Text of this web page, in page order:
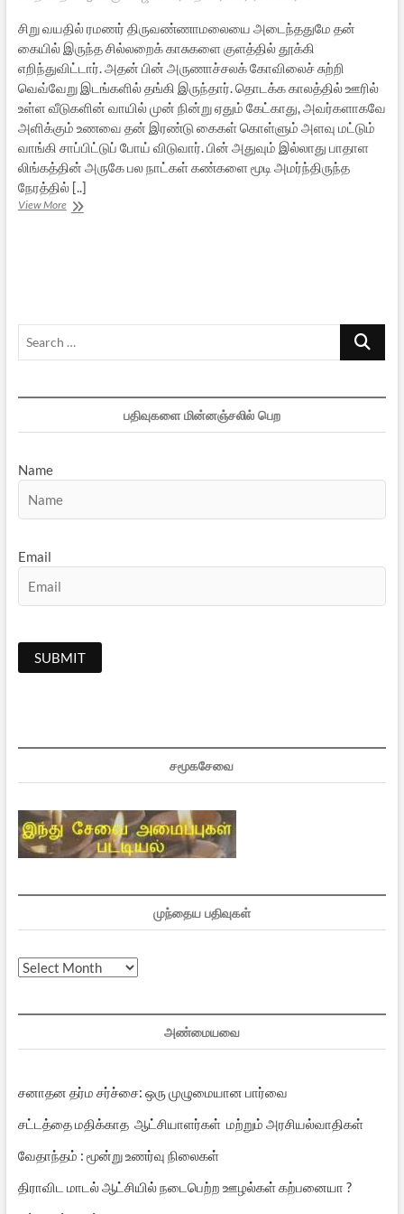
சிறு வயதில் ரமணர் திருவண்ணாமலையை அடைந்ததுமே தன்
கையில் இருந்த சில்லறைக் காசுகளை குளத்தில் தூக்கி
எறிந்துவிட்டார். அதன் பின் அருணாச்சலக் கோவிலைச் சுற்றி
வெவ்வேறு இடங்களில் தங்கி இருந்தார். தொடக்க காலத்தில் ஊரில்
உள்ள வீடுகளின் வாயில் முன் நின்று ஏதும் கேட்காது, அவர்களாகவே
அளிக்கும் உணவை தன் இரண்டு கைகள் கொள்ளும் அளவு மட்டும்
வாங்கி சாப்பிட்டுப் போய் விடுவார். பின் அதுவும் இல்லாது பாதாள
லிங்கத்தின் அருகே பல நாட்கள் கண்களை மூடி அமர்ந்திருந்த
நேரத்தில் [..]
View Moreரமணரின்
Search
பதிவுகளை மின்னஞ்சலில் பெற
Name
Email
சமூகசேவை
முந்தைய பதிவுகள்
முந்தைய
அண்மையவை
சனாதன தர்ம சர்ச்சை: ஒரு முழுமையான பார்வை
சட்டத்தை மதிக்காத ஆட்சியாளர்கள் மற்றும் அரசியல்வாதிகள்
வேதாந்தம் : மூன்று உணர்வு நிலைகள்
திராவிட மாடல் ஆட்சியில் நடைபெற்ற ஊழல்கள் கற்பனையா ?